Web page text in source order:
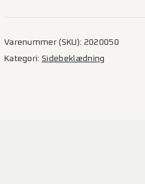
L3H2
Varenummer (SKU): 2020050
Kategori:Sidebeklædning